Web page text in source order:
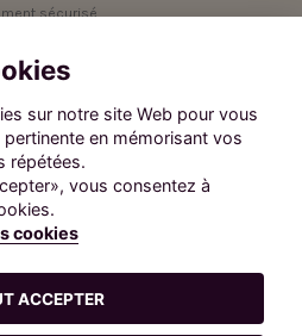
sécurisé
Contact
d'aide ?
notre service client.
nous :
sur notre site Web pour vous
en mémorisant vos
répétées.
vous consentez à
cookies
ACCEPTER